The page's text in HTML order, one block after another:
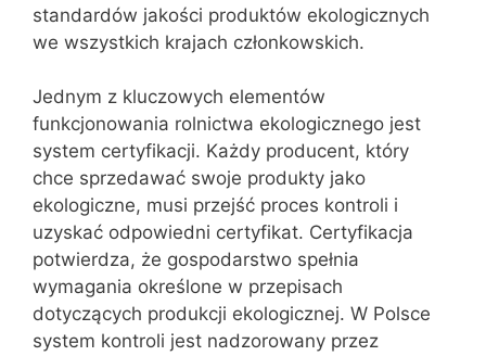
standardów jakości produktów ekologicznych
we wszystkich krajach członkowskich.
Jednym z kluczowych elementów
funkcjonowania rolnictwa ekologicznego jest
system certyfikacji. Każdy producent, który
chce sprzedawać swoje produkty jako
ekologiczne, musi przejść proces kontroli i
uzyskać odpowiedni certyfikat. Certyfikacja
potwierdza, że gospodarstwo spełnia
wymagania określone w przepisach
dotyczących produkcji ekologicznej. W Polsce
system kontroli jest nadzorowany przez